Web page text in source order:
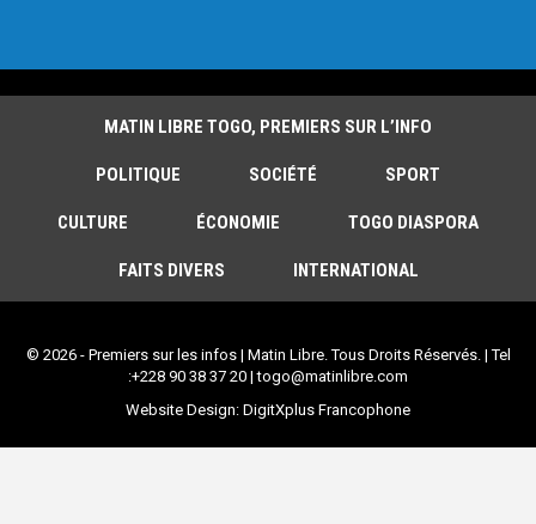
MATIN LIBRE TOGO, PREMIERS SUR L’INFO
POLITIQUE SOCIÉTÉ SPORT
CULTURE ÉCONOMIE TOGO DIASPORA
FAITS DIVERS INTERNATIONAL
© 2026 - Premiers sur les infos | Matin Libre. Tous Droits Réservés. | Tel
:+228 90 38 37 20 | togo@matinlibre.com
Website Design: DigitXplus Francophone